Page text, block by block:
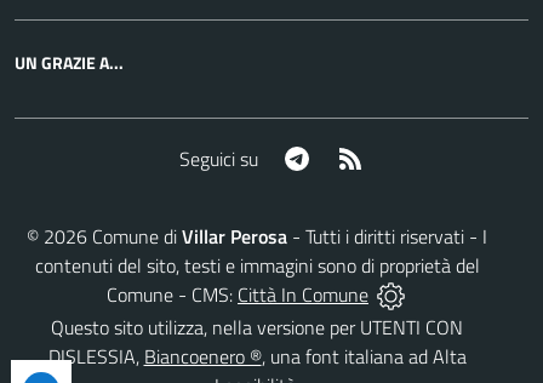
UN GRAZIE A...
Seguici su Telegram
© 2026 Comune diVillar Perosa - Tutti i diritti riservati - I
contenuti del sito, testi e immagini sono di proprietà del
Comune - CMS: Città In Comune
Questo sito utilizza, nella versione per UTENTI CON
DISLESSIA, Biancoenero ®, una font italiana ad Alta